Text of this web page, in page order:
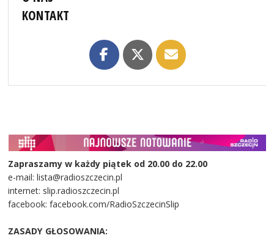
KONTAKT
Zapraszamy w każdy piątek od 20.00 do 22.00
e-mail: lista@radioszczecin.pl
internet: slip.radioszczecin.pl
facebook: facebook.com/RadioSzczecinSlip
ZASADY GŁOSOWANIA: